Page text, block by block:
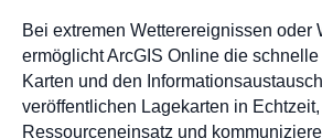
Bei extremen Wetterereignissen oder
ermöglicht ArcGIS Online die
Karten und den
veröffentlichen Lagekarten in
Ressourceneinsatz und